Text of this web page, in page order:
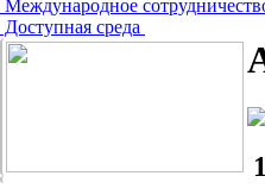
Международное
Доступная среда